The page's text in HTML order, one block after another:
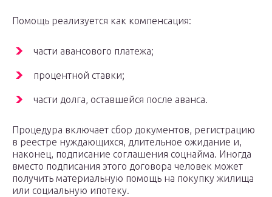
Помощь реализуется как компенсация:
части авансового платежа;
процентной ставки;
части долга, оставшейся после аванса.
Процедура включает сбор документов, регистрацию
в реестре нуждающихся, длительное ожидание и,
наконец, подписание соглашения соцнайма. Иногда
вместо подписания этого договора человек может
получить материальную помощь на покупку жилища
или социальную ипотеку.